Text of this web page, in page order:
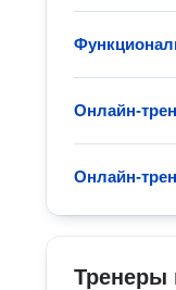
Онлайн-
Онлайн-
Тренеры